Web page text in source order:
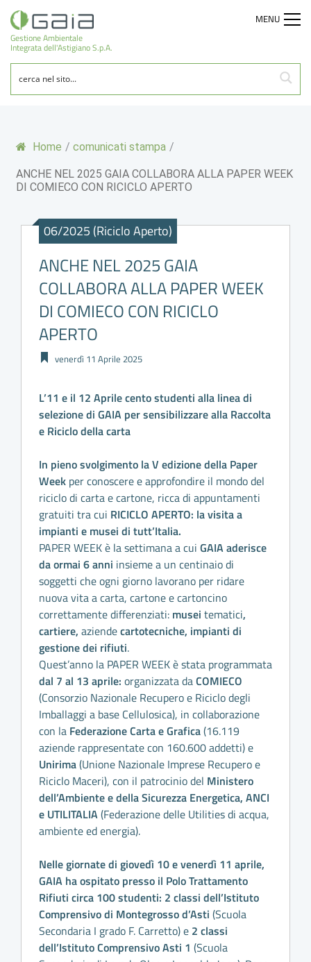
Gestione Ambientale
Integrata dell'Astigiano S.p.A.
MENU
Home / comunicati stampa /
ANCHE NEL 2025 GAIA COLLABORA ALLA PAPER WEEK
DI COMIECO CON RICICLO APERTO
06/2025 (Riciclo Aperto)
ANCHE NEL 2025 GAIA
COLLABORA ALLA PAPER WEEK
DI COMIECO CON RICICLO
APERTO
venerdì 11 Aprile 2025
L’11 e il 12 Aprile cento studenti alla linea di
selezione di GAIA per sensibilizzare alla Raccolta
e Riciclo della carta
In pieno svolgimento la V edizione della Paper
Week per conoscere e approfondire il mondo del
riciclo di carta e cartone, ricca di appuntamenti
gratuiti tra cui RICICLO APERTO: la visita a
impianti e musei di tutt’Italia.
PAPER WEEK è la settimana a cui GAIA aderisce
da ormai 6 anni insieme a un centinaio di
soggetti che ogni giorno lavorano per ridare
nuova vita a carta, cartone e cartoncino
correttamente differenziati: musei tematici,
cartiere, aziendecartotecniche, impianti di
gestione dei rifiuti.
Quest’anno la PAPER WEEK è stata programmata
dal 7 al 13 aprile: organizzata daCOMIECO
(Consorzio Nazionale Recupero e Riciclo degli
Imballaggi a base Cellulosica), in collaborazione
con la Federazione Carta e Grafica(16.119
aziende rappresentate con 160.600 addetti) e
Unirima(Unione Nazionale Imprese Recupero e
Riciclo Maceri), con il patrocinio del Ministero
dell’Ambiente e della Sicurezza Energetica, ANCI
e UTILITALIA(Federazione delle Utilities di acqua,
ambiente ed energia).
Nelle giornate di giovedì 10 e venerdì 11 aprile,
GAIA ha ospitato presso il Polo Trattamento
Rifiuti circa 100 studenti: 2 classi dell’Istituto
Comprensivo di Montegrosso d’Asti (Scuola
Secondaria I grado F. Carretto) e 2 classi
dell’Istituto Comprensivo Asti 1 (Scuola